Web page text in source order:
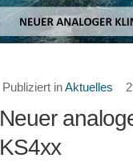
Publiziert in Aktuelles
Neuer
KS4xx